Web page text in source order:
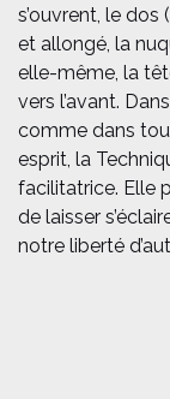
s’ouvrent, le dos
et allongé, la
elle-même, la
vers l’avant.
comme dans
esprit, la
facilitatrice. Elle
de laisser
notre liberté